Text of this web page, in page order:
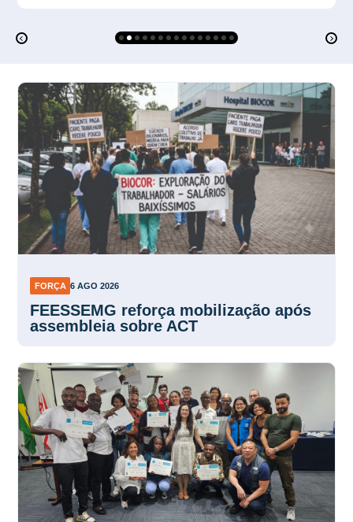
FORÇA 6 AGO 2026
FEESSEMG reforça mobilização após
assembleia sobre ACT